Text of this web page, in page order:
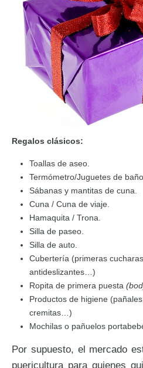
Regalos clásicos:
Toallas de aseo.
Termómetro/Juguetes de baño.
Sábanas y mantitas de cuna.
Cuna / Cuna de viaje.
Hamaquita / Trona.
Silla de paseo.
Silla de auto.
Cubertería (primeras
antideslizantes…)
Ropita de primera puesta
Productos de higiene
cremitas…)
Mochilas o pañuelos
Por supuesto, el mercado
puericultura para quienes